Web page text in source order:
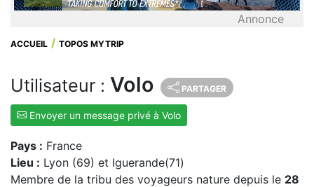
Annonce
ACCUEIL TOPOS MYTRIP
Utilisateur : Volo PARTAGER
Envoyer un message privé à Volo
Pays : France
Lieu : Lyon (69) et Iguerande(71)
Membre de la tribu des voyageurs nature depuis le 28